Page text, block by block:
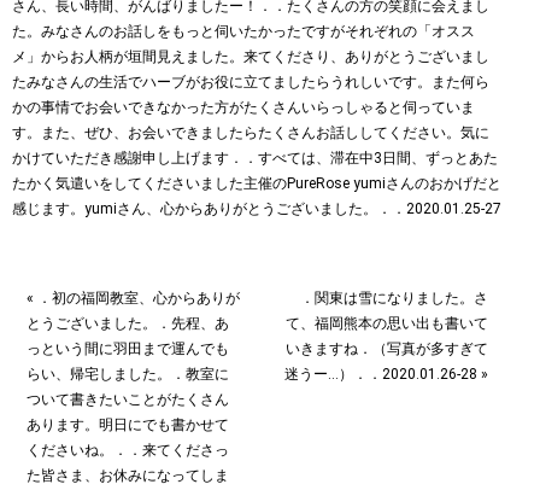
« ．初の福岡教室、心からありが
とうございました。．先程、あ
っという間に羽田まで運んでも
らい、帰宅しました。．教室に
ついて書きたいことがたくさん
あります。明日にでも書かせて
くださいね。．．来てくださっ
た皆さま、お休みになってしま
．関東は雪️になりました。さ
て、福岡熊本の思い出も書いて
いきますね︎．（写真が多すぎて
迷うー…）．．2020.01.26-28 »